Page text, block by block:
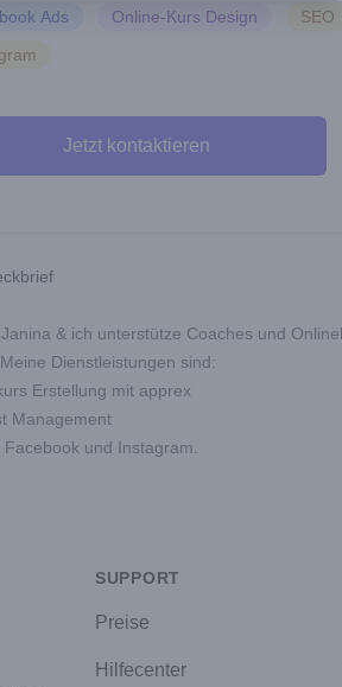
Ads Online-Kurs Design SEO
Jetzt kontaktieren
& ich unterstütze Coaches und
Dienstleistungen sind:
Erstellung mit apprex
Management
Facebook und Instagram.
SUPPORT
Preise
Hilfecenter